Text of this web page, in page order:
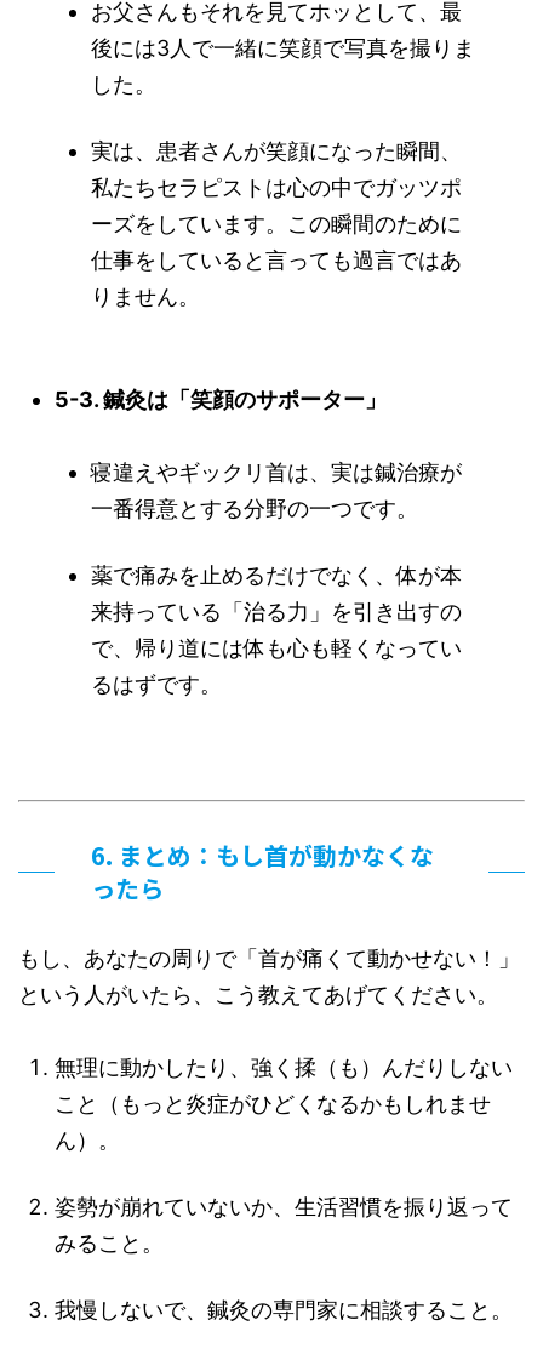
お父さんもそれを見てホッとして、最
後には3人で一緒に笑顔で写真を撮りま
した。
実は、患者さんが笑顔になった瞬間、
私たちセラピストは心の中でガッツポ
ーズをしています。この瞬間のために
仕事をしていると言っても過言ではあ
りません。
5-3. 鍼灸は「笑顔のサポーター」
寝違えやギックリ首は、実は鍼治療が
一番得意とする分野の一つです。
薬で痛みを止めるだけでなく、体が本
来持っている「治る力」を引き出すの
で、帰り道には体も心も軽くなってい
るはずです。
6. まとめ：もし首が動かなくな
ったら
もし、あなたの周りで「首が痛くて動かせない！」
という人がいたら、こう教えてあげてください。
無理に動かしたり、強く揉（も）んだりしない
こと（もっと炎症がひどくなるかもしれませ
ん）。
姿勢が崩れていないか、生活習慣を振り返って
みること。
我慢しないで、鍼灸の専門家に相談すること。